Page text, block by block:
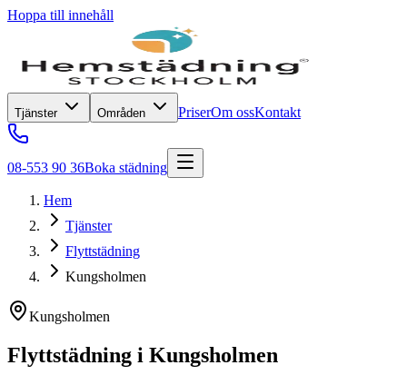
Hoppa till innehåll
Tjänster Områden PriserOm ossKontakt
08-553 90 36Boka städning
Hem
Tjänster
Flyttstädning
Kungsholmen
Kungsholmen
Flyttstädning i Kungsholmen